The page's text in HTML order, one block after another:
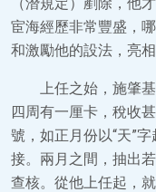
宦海經歷非常豐盛，
和激勵他的設法，亮
上任之始，施肇
四周有一厘卡，稅收
號，如正月份以“天”
接。兩月之間，抽出
查核。從他上任起，